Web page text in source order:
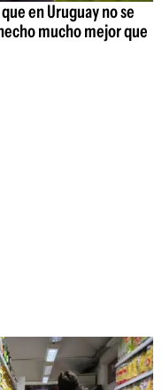
en Uruguay no se
mucho mejor que